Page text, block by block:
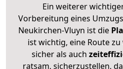
Ein weiterer
Vorbereitung eines
Neukirchen-Vluyn ist die
ist wichtig, eine Route
sicher als auch
ratsam, sicherzustellen,